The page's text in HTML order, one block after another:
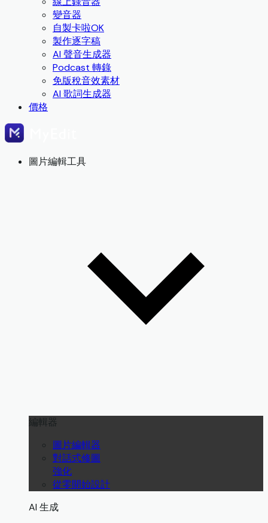
變音器
自製卡啦OK
製作逐字稿
AI 聲音生成器
Podcast 轉錄
免版稅音效素材
AI 歌詞生成器
價格
圖片編輯工具
編輯器
圖片編輯器
對話式修圖
強化
從零開始設計
AI 生成